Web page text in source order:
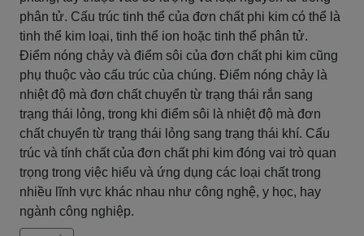
phân tử. Cấu trúc tinh thể của đơn chất phi kim có thể là
tinh thể kim loại, tinh thể ion hoặc tinh thể phân tử.
Điểm nóng chảy và điểm sôi của đơn chất phi kim cũng
phụ thuộc vào cấu trúc của chúng. Điểm nóng chảy là
nhiệt độ mà đơn chất chuyển từ trạng thái rắn sang
trạng thái lỏng, trong khi điểm sôi là nhiệt độ mà đơn
chất chuyển từ trạng thái lỏng sang trạng thái khí. Cấu
trúc và tính chất của đơn chất phi kim đóng vai trò quan
trọng trong việc hiểu và ứng dụng các loại chất trong
nhiều lĩnh vực khác nhau như công nghệ, y học, hay
ngành công nghiệp.